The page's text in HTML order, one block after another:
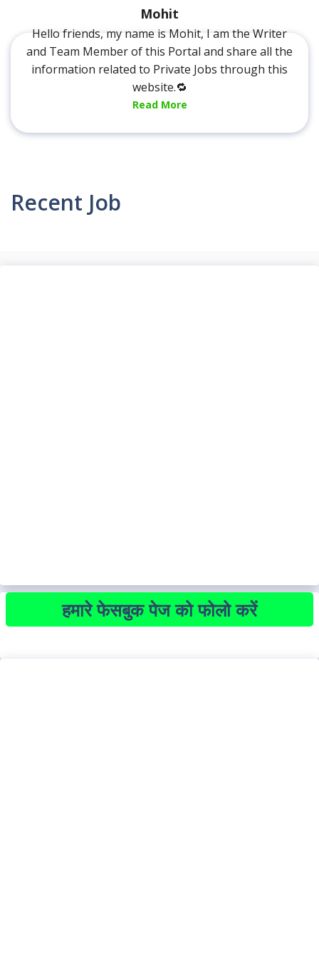
Mohit
Hello friends, my name is Mohit, I am the Writer
and Team Member of this Portal and share all the
information related to Private Jobs through this
website.🔁
Read More
Recent Job
हमारे फेसबुक पेज को फोलो करें